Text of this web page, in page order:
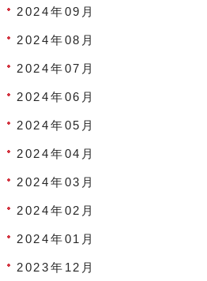
2024年09月
2024年08月
2024年07月
2024年06月
2024年05月
2024年04月
2024年03月
2024年02月
2024年01月
2023年12月